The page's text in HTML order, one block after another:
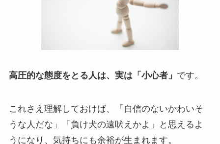
高圧的な態度をとる人は、実は「小心者」 です。
これさえ理解しておけば、「自信のないかわいそ
うな人だな」「負け犬の遠吠えかよ」と思えるよ
うになり、気持ちにも余裕が生まれます。